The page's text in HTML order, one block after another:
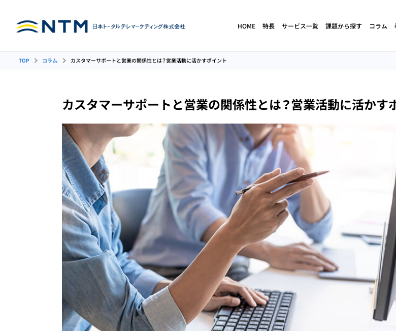
HOME 特長 サービス一覧
（コールセンター）
代行（インバウンド）
カスタマーサポート
代行
受注管理代行
テクニカルサポート
運用代行（アウトバウ
ンド）
インサイドセールス
代行サービス
アンケート調査代行
（コールセンター）
課題から探す
コールセンターの人材育
成
管理者（SV）育成・研修
カスハラ研修
コールセンターの
人材不足解消
コールセンターの
離職率が高い
定
コ
業
コ
お客
ク
（
コラム
TOP コラム カスタマーサポートと営業の関係性とは？営業活動に活かすポイント
カスタマーサポートと営業の関係性とは？営業活動に活かす